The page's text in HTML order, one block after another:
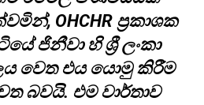
OHCHR ප්‍රකාශක
ජිනීවා හි ශ්‍රී ලංකා
වෙත එය යොමු කිරීම
බවයි. එම වාර්තාව